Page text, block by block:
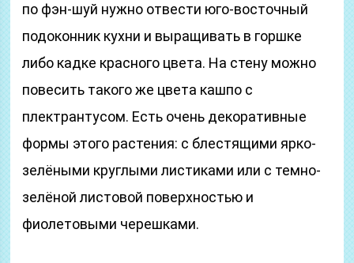
по фэн-шуй нужно отвести юго-восточный
подоконник кухни и выращивать в горшке
либо кадке красного цвета. На стену можно
повесить такого же цвета кашпо с
плектрантусом. Есть очень декоративные
формы этого растения: с блестящими ярко-
зелёными круглыми листиками или с темно-
зелёной листовой поверхностью и
фиолетовыми черешками.